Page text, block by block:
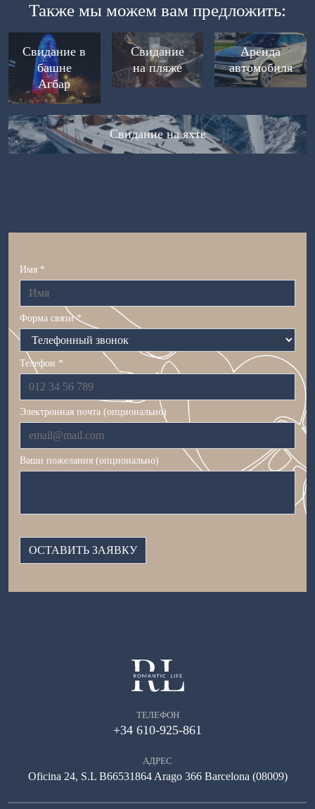
Также мы можем вам предложить:
Свидание в
башне
Агбар
Свидание
на пляже
Аренда
автомобиля
Свидание на яхте
Имя *
Форма связи *
Телефон *
Электронная почта (опционально)
Ваши пожелания (опционально)
ТЕЛЕФОН
+34 610-925-861
АДРЕС
Oficina 24, S.L B66531864 Arago 366 Barcelona (08009)